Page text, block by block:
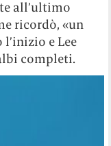
all’ultimo
ricordò, «un
l’inizio e Lee
completi.